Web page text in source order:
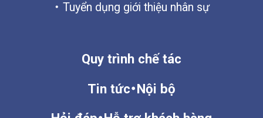
Tuyển dụng giới thiệu nhân sự
Quy trình chế tác
Tin tức・Nội bộ